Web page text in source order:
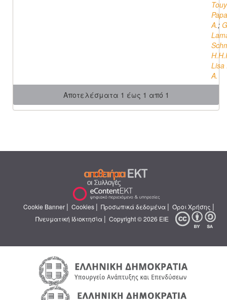
A.;
Lisa
A.
Αποτελέσματα 1 έως 1 από 1
Cookie Banner | Cookies | Προσωπικά δεδομένα | Όροι Χρήσης |
Πνευματική Ιδιοκτησία | Copyright © 2026 ΕΙΕ